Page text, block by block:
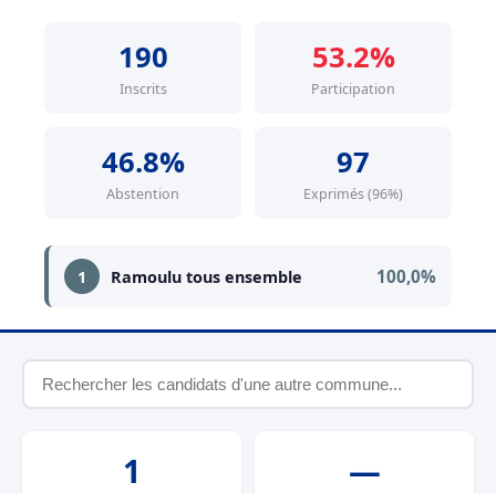
190
Inscrits
53.2%
Participation
46.8%
Abstention
97
Exprimés (96%)
1 Ramoulu tous ensemble 100,0%
1 —